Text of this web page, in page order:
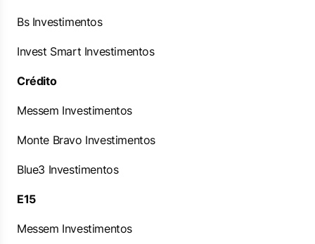
Bs Investimentos
Invest Smart Investimentos
Crédito
Messem Investimentos
Monte Bravo Investimentos
Blue3 Investimentos
E15
Messem Investimentos